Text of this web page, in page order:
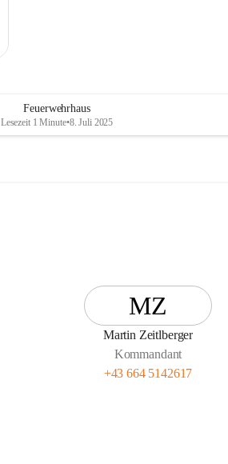
Feuerwehrhaus
Lesezeit 1 Minute•8. Juli 2025
MZ
Martin Zeitlberger
Kommandant
+43 664 5142617